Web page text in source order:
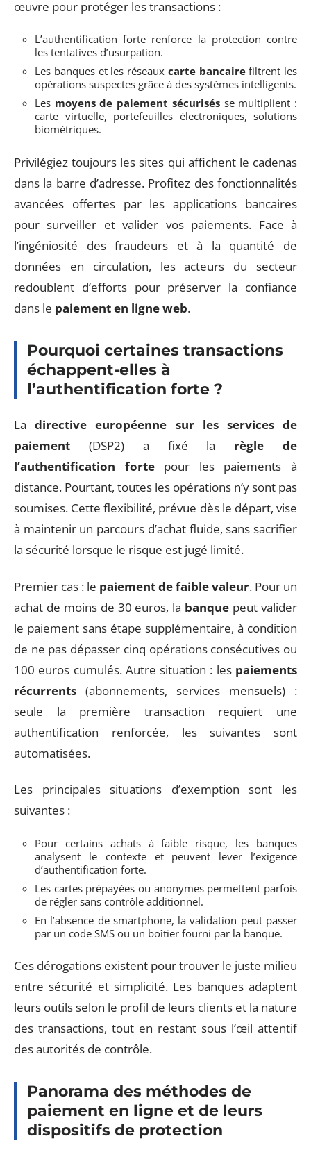
œuvre pour protéger les transactions :
L’authentification forte renforce la protection contre
les tentatives d’usurpation.
Les banques et les réseaux carte bancairefiltrent les
opérations suspectes grâce à des systèmes intelligents.
Les moyens de paiement sécurisésse multiplient :
carte virtuelle, portefeuilles électroniques, solutions
biométriques.
Privilégiez toujours les sites qui affichent le cadenas
dans la barre d’adresse. Profitez des fonctionnalités
avancées offertes par les applications bancaires
pour surveiller et valider vos paiements. Face à
l’ingéniosité des fraudeurs et à la quantité de
données en circulation, les acteurs du secteur
redoublent d’efforts pour préserver la confiance
dans le paiement en ligne web.
Pourquoi certaines transactions
échappent-elles à
l’authentification forte ?
Ladirective européenne sur les services de
paiement (DSP2) a fixé la règle de
l’authentification fortepour les paiements à
distance. Pourtant, toutes les opérations n’y sont pas
soumises. Cette flexibilité, prévue dès le départ, vise
à maintenir un parcours d’achat fluide, sans sacrifier
la sécurité lorsque le risque est jugé limité.
Premier cas : le paiement de faible valeur. Pour un
achat de moins de 30 euros, la banque peut valider
le paiement sans étape supplémentaire, à condition
de ne pas dépasser cinq opérations consécutives ou
100 euros cumulés. Autre situation : les paiements
récurrents (abonnements, services mensuels) :
seule la première transaction requiert une
authentification renforcée, les suivantes sont
automatisées.
Les principales situations d’exemption sont les
suivantes :
Pour certains achats à faible risque, les banques
analysent le contexte et peuvent lever l’exigence
d’authentification forte.
Les cartes prépayées ou anonymes permettent parfois
de régler sans contrôle additionnel.
En l’absence de smartphone, la validation peut passer
par un code SMS ou un boîtier fourni par la banque.
Ces dérogations existent pour trouver le juste milieu
entre sécurité et simplicité. Les banques adaptent
leurs outils selon le profil de leurs clients et la nature
des transactions, tout en restant sous l’œil attentif
des autorités de contrôle.
Panorama des méthodes de
paiement en ligne et de leurs
dispositifs de protection